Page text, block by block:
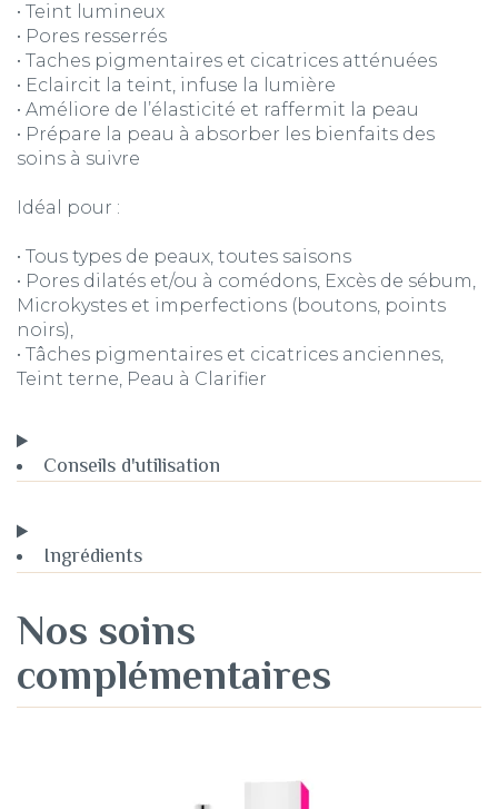
• Teint lumineux
• Pores resserrés
• Taches pigmentaires et cicatrices atténuées
• Eclaircit la teint, infuse la lumière
• Améliore de l’élasticité et raffermit la peau
• Prépare la peau à absorber les bienfaits des
soins à suivre
Idéal pour :
• Tous types de peaux, toutes saisons
• Pores dilatés et/ou à comédons, Excès de sébum,
Microkystes et imperfections (boutons, points
noirs),
• Tâches pigmentaires et cicatrices anciennes,
Teint terne, Peau à Clarifier
Conseils d'utilisation
Ingrédients
Nos soins
complémentaires